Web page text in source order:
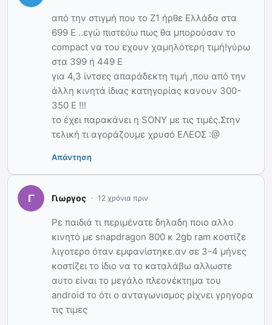
από την στιγμή που το Ζ1 ήρθε Ελλάδα στα
699 Ε ..εγώ πιστεύω πως θα μπορούσαν το
compact να του εχουν χαμηλότερη τιμή!γύρω
στα 399 ή 449 Ε
για 4,3 ίντσες απαράδεκτη τιμή ,που από την
άλλη κινητά ίδιας κατηγορίας κανουν 300-
350 Ε !!!
το έχει παρακάνει η SONY με τις τιμές.Στην
τελική τι αγοράζουμε χρυσό ΕΛΕΟΣ :@
Απάντηση
Γιωργος 12 χρόνια πριν
Ρε παιδιά τι περιμένατε δηλαδη ποιο αλλο
κινητό με snapdragon 800 κ 2gb ram κοστίζε
λιγοτερο όταν εμφανίστηκε.αν σε 3-4 μήνες
κοστίζει το ίδιο να το καταλάβω αλλωστε
αυτο είναι το μεγάλο πλεονέκτημα του
android το ότι ο ανταγωνισμος ρίχνει γρηγορα
τις τιμες